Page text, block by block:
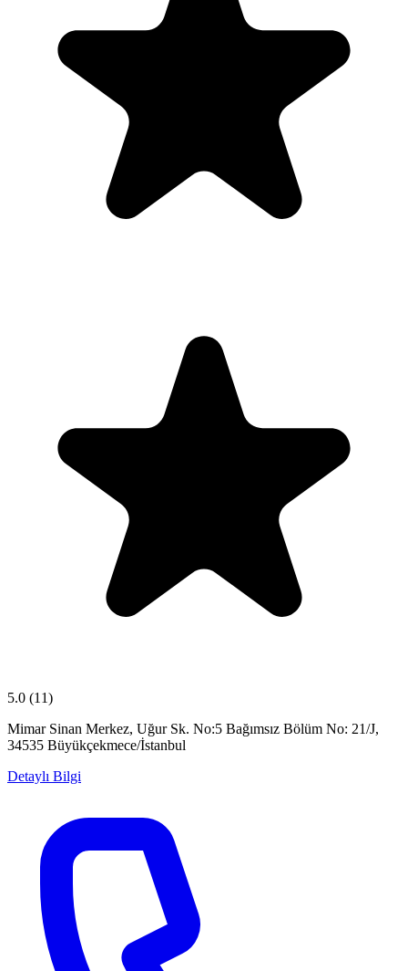
5.0 (11)
Mimar Sinan Merkez, Uğur Sk. No:5 Bağımsız Bölüm No: 21/J,
34535 Büyükçekmece/İstanbul
Detaylı Bilgi